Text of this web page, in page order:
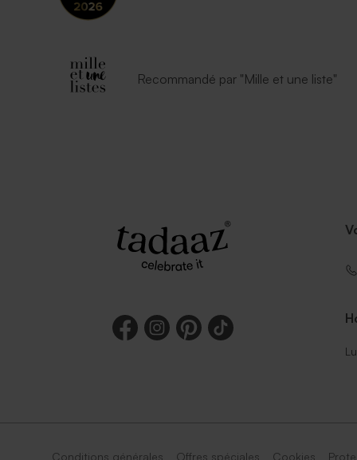
Recommandé par "Mille et une liste"
Conditions générales Offres spéciales Cookies